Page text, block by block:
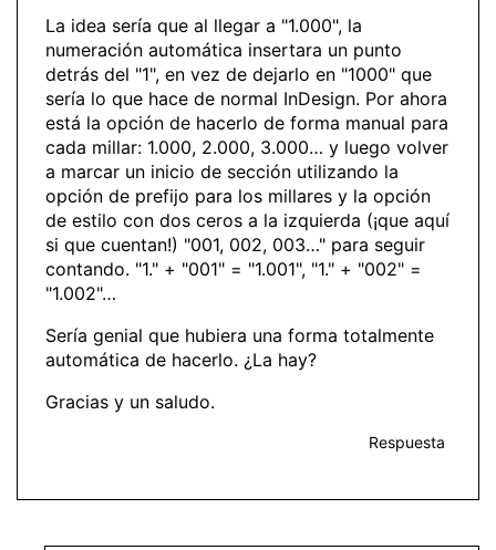
La idea sería que al llegar a "1.000", la
numeración automática insertara un punto
detrás del "1", en vez de dejarlo en "1000" que
sería lo que hace de normal InDesign. Por ahora
está la opción de hacerlo de forma manual para
cada millar: 1.000, 2.000, 3.000… y luego volver
a marcar un inicio de sección utilizando la
opción de prefijo para los millares y la opción
de estilo con dos ceros a la izquierda (¡que aquí
si que cuentan!) "001, 002, 003…" para seguir
contando. "1." + "001" = "1.001", "1." + "002" =
"1.002"…
Sería genial que hubiera una forma totalmente
automática de hacerlo. ¿La hay?
Gracias y un saludo.
Respuesta